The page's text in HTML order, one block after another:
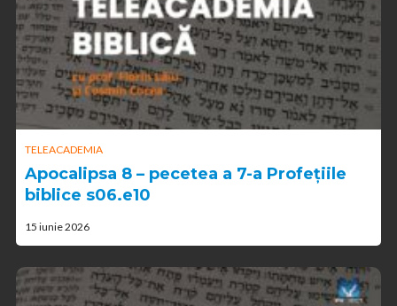
TELEACADEMIA
Apocalipsa 8 – pecetea a 7-a Profețiile
biblice s06.e10
15 iunie 2026